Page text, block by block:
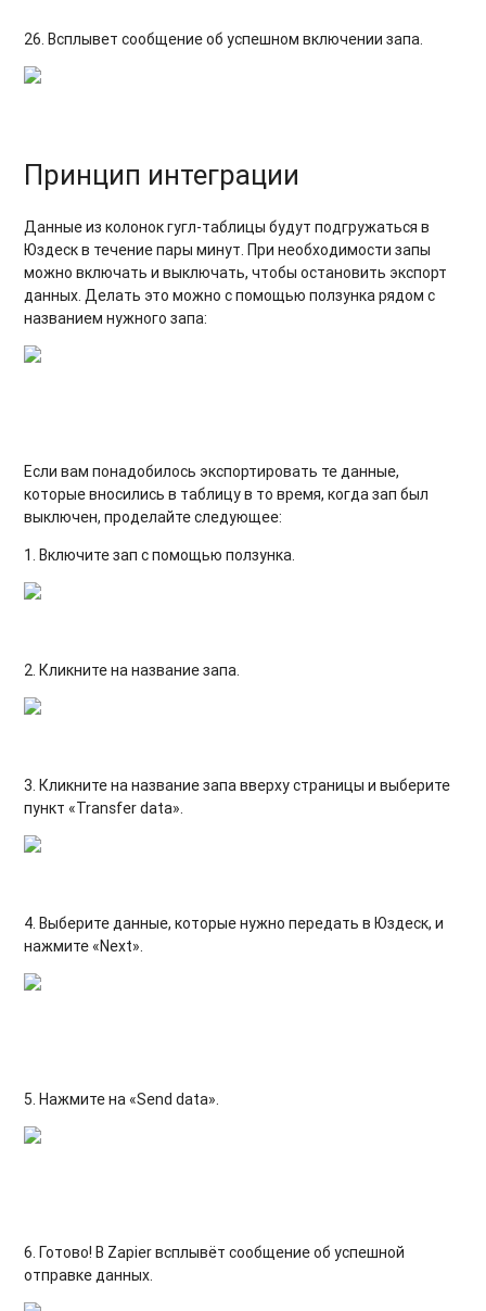
26. Всплывет сообщение об успешном включении запа.
Принцип интеграции
Данные из колонок гугл-таблицы будут подгружаться в
Юздеск в течение пары минут. При необходимости запы
можно включать и выключать, чтобы остановить экспорт
данных. Делать это можно с помощью ползунка рядом с
названием нужного запа:
Если вам понадобилось экспортировать те данные,
которые вносились в таблицу в то время, когда зап был
выключен, проделайте следующее:
1. Включите зап с помощью ползунка.
2. Кликните на название запа.
3. Кликните на название запа вверху страницы и выберите
пункт «Transfer data».
4. Выберите данные, которые нужно передать в Юздеск, и
нажмите «Next».
5. Нажмите на «Send data».
6. Готово! В Zapier всплывёт сообщение об успешной
отправке данных.